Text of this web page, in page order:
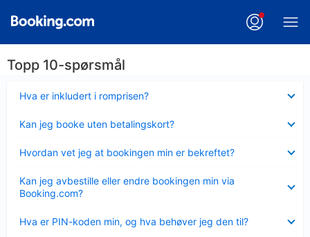
Topp 10-spørsmål
Hva er inkludert i romprisen?
mindre
Kan jeg booke uten betalingskort?
mindre
Hvordan vet jeg at bookingen min er bekreftet?
mindre
Kan jeg avbestille eller endre bookingen min via
Booking.com?
mindre
Hva er PIN-koden min, og hva behøver jeg den til?
mindre